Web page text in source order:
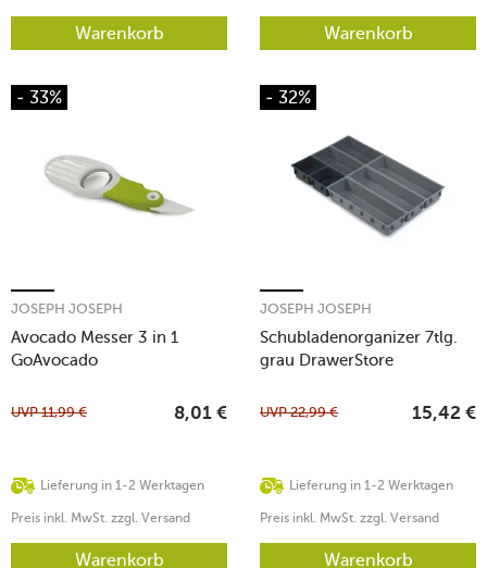
Warenkorb Warenkorb
- 33%
Avocado Messer 3 in 1
GoAvocado
JOSEPH JOSEPH
Lieferung in 1-2 Werktagen
UVP11,99 € 8,01 €
Preis inkl. MwSt. zzgl. Versand
Warenkorb
- 32%
Schubladenorganizer 7tlg.
grau DrawerStore
JOSEPH JOSEPH
Lieferung in 1-2 Werktagen
UVP22,99 € 15,42 €
Preis inkl. MwSt. zzgl. Versand
Warenkorb